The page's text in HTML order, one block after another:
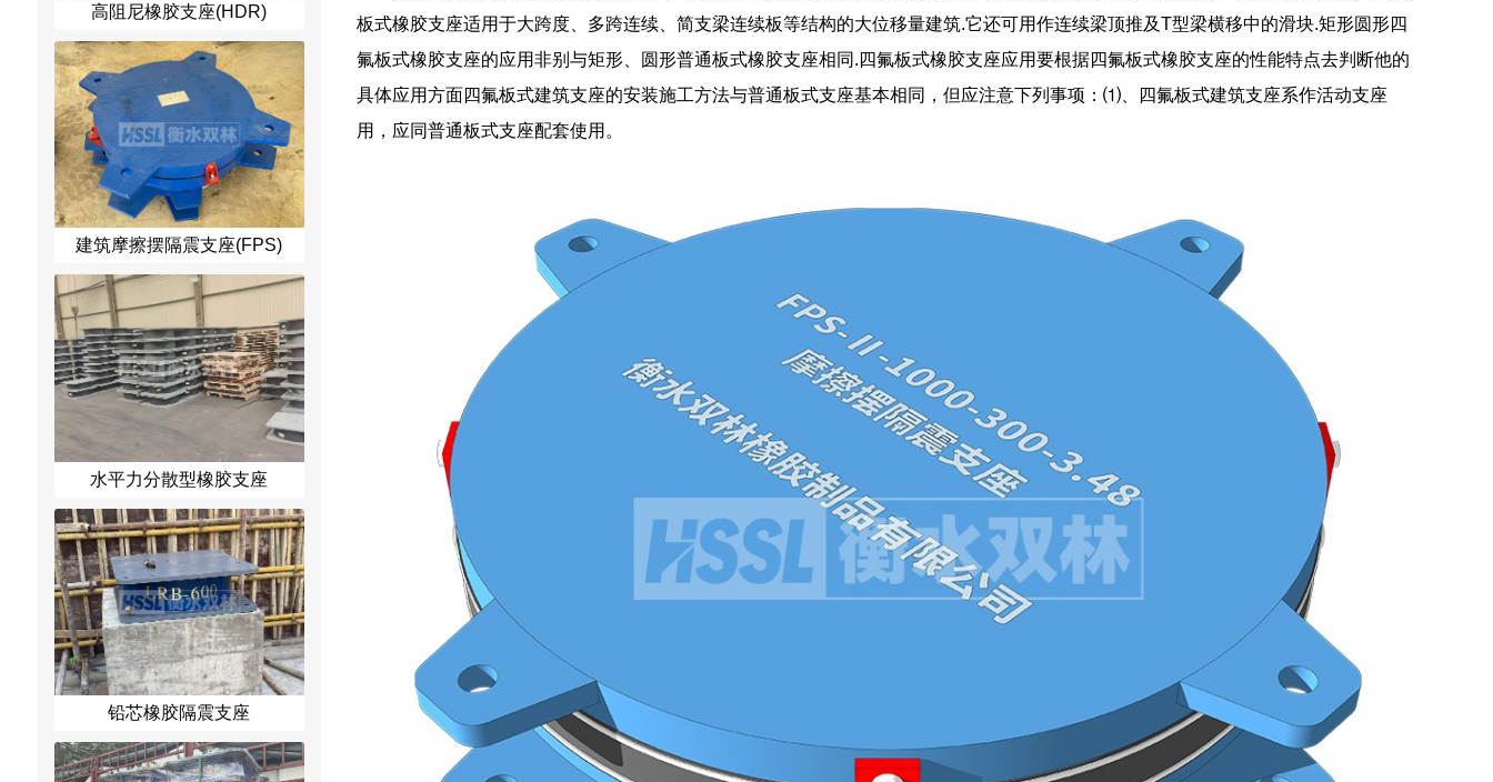
高阻尼橡胶支座(HDR)
建筑摩擦摆隔震支座(FPS)
水平力分散型橡胶支座
铅芯橡胶隔震支座
板式橡胶支座适用于大跨度、多跨连续、简支梁连续板等结构的大位移量建筑.它还可用作连续梁顶推及T型梁横移中的滑块.矩形圆形四
氟板式橡胶支座的应用非别与矩形、圆形普通板式橡胶支座相同.四氟板式橡胶支座应用要根据四氟板式橡胶支座的性能特点去判断他的
具体应用方面四氟板式建筑支座的安装施工方法与普通板式支座基本相同，但应注意下列事项：⑴、四氟板式建筑支座系作活动支座
用，应同普通板式支座配套使用。